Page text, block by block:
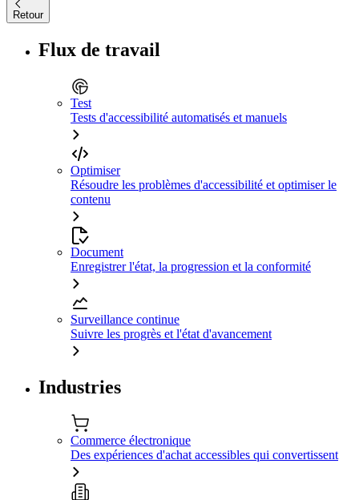
Retour
Flux de travail
Test
Tests d'accessibilité automatisés et manuels
Optimiser
Résoudre les problèmes d'accessibilité et optimiser le
contenu
Document
Enregistrer l'état, la progression et la conformité
Surveillance continue
Suivre les progrès et l'état d'avancement
Industries
Commerce électronique
Des expériences d'achat accessibles qui convertissent